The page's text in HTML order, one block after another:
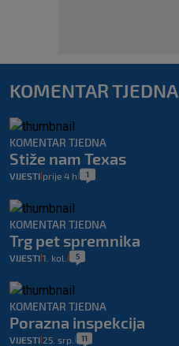
KOMENTAR TJEDNA
KOMENTAR TJEDNA
Stiže nam Texas
VIJESTI prije 4 h 1
KOMENTAR TJEDNA
Trg pet spremnika
VIJESTI 1. kol. 5
KOMENTAR TJEDNA
Porazna inspekcija
VIJESTI 25. srp. 11